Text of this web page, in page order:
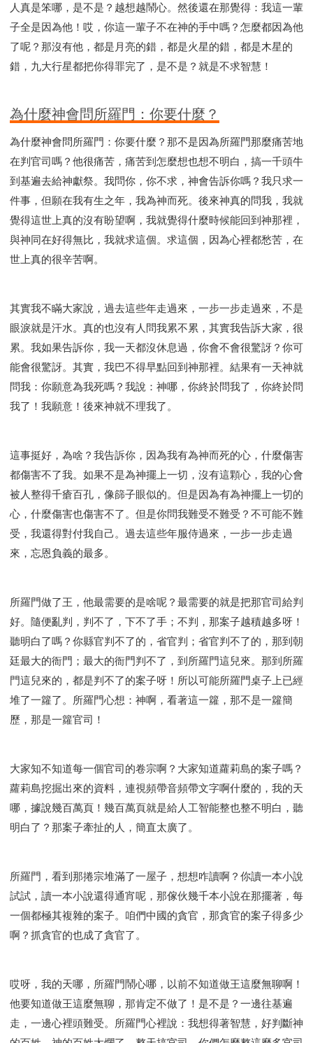
人真是笨哪，是不是？越想越鬧心。然後還在那覺得：我這一輩
子全是因為他！哎，你這一輩子不在神的手中嗎？怎麼都因為他
了呢？那沒有他，都是月亮的錯，都是火星的錯，都是木星的
錯，九大行星都把你得罪完了，是不是？就是不求智慧！
為什麼神會問所羅門：你要什麼？
為什麼神會問所羅門：你要什麼？那不是因為所羅門那麼痛苦地
在判官司嗎？他很痛苦，痛苦到怎麼想也想不明白，搞一千頭牛
到基遍去給神獻祭。我問你，你不求，神會告訴你嗎？我只求一
件事，但願在我有生之年，我為神而死。後來神真的問我，我就
覺得這世上真的沒有盼望啊，我就覺得什麼時候能回到神那裡，
與神同在好得無比，我就求這個。求這個，因為心裡都愁苦，在
世上真的很辛苦啊。
其實我不瞞大家說，過去這些年走過來，一步一步走過來，不是
眼淚就是汗水。真的也沒有人問我累不累，其實我告訴大家，很
累。我如果告訴你，我一天都沒休息過，你會不會很驚訝？你可
能會很驚訝。其實，我巴不得早點回到神那裡。結果有一天神就
問我：你願意為我死嗎？我說：神哪，你終於問我了，你終於問
我了！我願意！後來神就不理我了。
這事挺好，為啥？我告訴你，因為我有為神而死的心，什麼傷害
都傷害不了我。如果不是為神擺上一切，沒有這顆心，我的心會
被人整得千瘡百孔，像篩子眼似的。但是因為有為神擺上一切的
心，什麼傷害也傷害不了。但是你問我難受不難受？不可能不難
受，我還得對付我自己。過去這些年服侍過來，一步一步走過
來，忘恩負義的最多。
所羅門做了王，他最需要的是啥呢？最需要的就是把那官司給判
好。隨便亂判，判不了，下不了手；不判，那案子越積越多呀！
聽明白了嗎？你縣官判不了的，省官判；省官判不了的，那到朝
廷最大的衙門；最大的衙門判不了，到所羅門這兒來。那到所羅
門這兒來的，都是判不了的案子呀！所以可能所羅門桌子上已經
堆了一籮了。所羅門心想：神啊，看著這一籮，那不是一籮簡
歷，那是一籮官司！
大家知不知道每一個官司的卷宗啊？大家知道蘿莉島的案子嗎？
蘿莉島挖掘出來的資料，連視頻帶音頻帶文字啊什麼的，我的天
哪，據說幾百萬頁！幾百萬頁就是給人工智能整也整不明白，聽
明白了？那案子牽扯的人，簡直太廣了。
所羅門，看到那捲宗堆滿了一屋子，想想咋讀啊？你讀一本小說
試試，讀一本小說還得通宵呢，那傢伙幾千本小說在那擺著，每
一個都極其複雜的案子。咱們中國的貪官，那貪官的案子得多少
啊？抓貪官的也成了貪官了。
哎呀，我的天哪，所羅門鬧心哪，以前不知道做王這麼無聊啊！
他要知道做王這麼無聊，那肯定不做了！是不是？一邊往基遍
走，一邊心裡頭難受。所羅門心裡說：我想得著智慧，好判斷神